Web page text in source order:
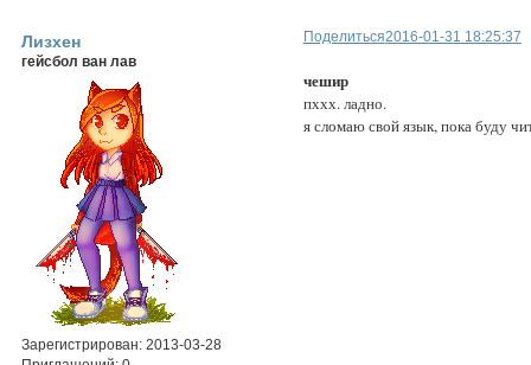
Поделиться2016-01-31 18:25:37
Лизхен
гейсбол ван лав
Зарегистрирован: 2013-03-28
чешир
пххх. ладно.
я сломаю свой язык, пока буду